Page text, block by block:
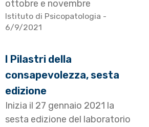
ottobre e novembre
Istituto di Psicopatologia -
6/9/2021
I Pilastri della
consapevolezza, sesta
edizione
Inizia il 27 gennaio 2021 la
sesta edizione del laboratorio